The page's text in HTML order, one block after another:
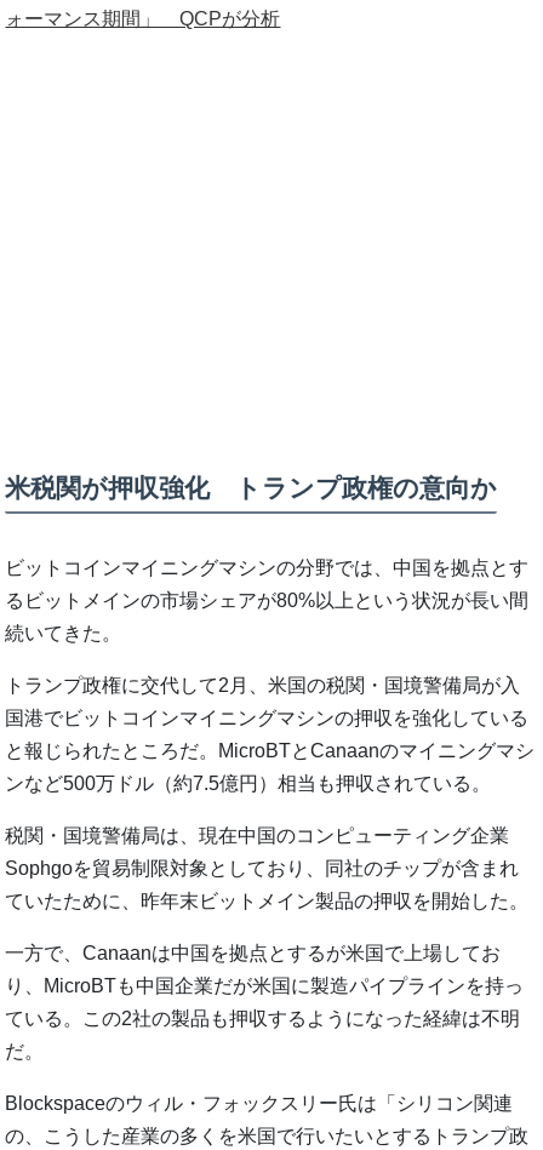
ォーマンス期間」 QCPが分析
米税関が押収強化 トランプ政権の意向か
ビットコインマイニングマシンの分野では、中国を拠点とす
るビットメインの市場シェアが80%以上という状況が長い間
続いてきた。
トランプ政権に交代して2月、米国の税関・国境警備局が入
国港でビットコインマイニングマシンの押収を強化している
と報じられたところだ。MicroBTとCanaanのマイニングマシ
ンなど500万ドル（約7.5億円）相当も押収されている。
税関・国境警備局は、現在中国のコンピューティング企業
Sophgoを貿易制限対象としており、同社のチップが含まれ
ていたために、昨年末ビットメイン製品の押収を開始した。
一方で、Canaanは中国を拠点とするが米国で上場してお
り、MicroBTも中国企業だが米国に製造パイプラインを持っ
ている。この2社の製品も押収するようになった経緯は不明
だ。
Blockspaceのウィル・フォックスリー氏は「シリコン関連
の、こうした産業の多くを米国で行いたいとするトランプ政